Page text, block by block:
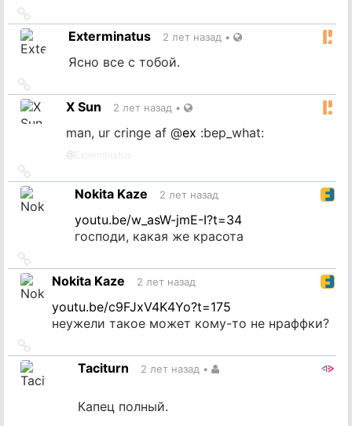
на
источникExterminatus 2 лет назад •
Ясно все с тобой.
на
источникX Sun 2 лет назад •
man, ur cringe af @ex :bep_what:
@
на
источникNokita Kaze 2 лет назад
youtu.be/w_asW-jmE-I?t=34
господи, какая же красота
на
источник
Nokita Kaze 2 лет назад
youtu.be/c9FJxV4K4Yo?t=175
неужели такое может кому-то не нраффки?
на
источникTaciturn 2 лет назад •
Капец полный.